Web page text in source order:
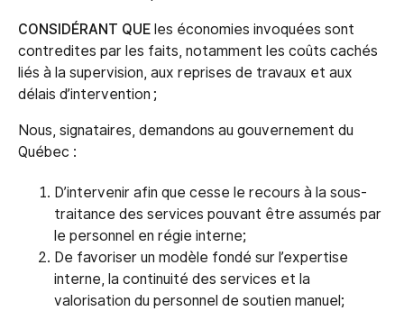
CONSIDÉRANT QUE les économies invoquées sont
contredites par les faits, notamment les coûts cachés
liés à la supervision, aux reprises de travaux et aux
délais d’intervention ;
Nous, signataires, demandons au gouvernement du
Québec :
D’intervenir afin que cesse le recours à la sous-
traitance des services pouvant être assumés par
le personnel en régie interne;
De favoriser un modèle fondé sur l’expertise
interne, la continuité des services et la
valorisation du personnel de soutien manuel;